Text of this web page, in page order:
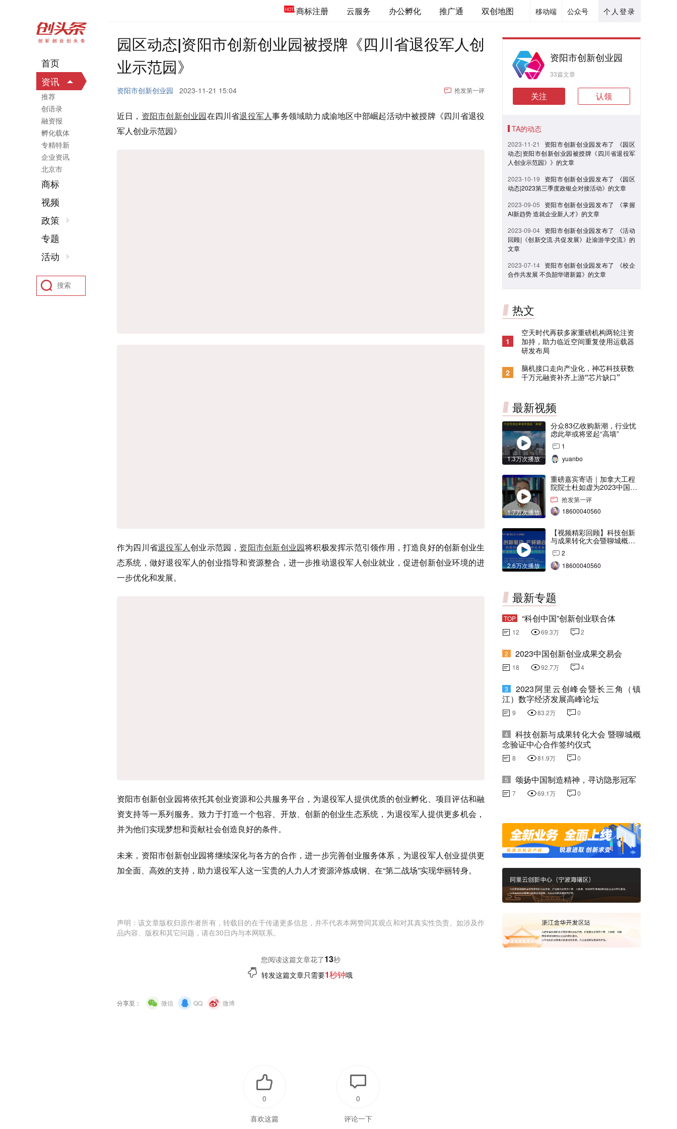
个人登录
公众号
移动端
商标注册 云服务 办公孵化 推广通 双创地图
园区动态|资阳市创新创业园被授牌《四川省退役军人创
业示范园》
资阳市创新创业园 2023-11-21 15:04 抢发第一评
近日， 资阳市创新创业园在四川省退役军人事务领域助力成渝地区中部崛起活动中被授牌《四川省退役
军人创业示范园》
作为四川省退役军人创业示范园， 资阳市创新创业园将积极发挥示范引领作用，打造良好的创新创业生
态系统，做好退役军人的创业指导和资源整合，进一步推动退役军人创业就业，促进创新创业环境的进
一步优化和发展。
资阳市创新创业园将依托其创业资源和公共服务平台，为退役军人提供优质的创业孵化、项目评估和融
资支持等一系列服务。致力于打造一个包容、开放、创新的创业生态系统，为退役军人提供更多机会，
并为他们实现梦想和贡献社会创造良好的条件。
未来，资阳市创新创业园将继续深化与各方的合作，进一步完善创业服务体系，为退役军人创业提供更
加全面、高效的支持，助力退役军人这一宝贵的人力人才资源淬炼成钢、在“第二战场”实现华丽转身。
声明：该文章版权归原作者所有，转载目的在于传递更多信息，并不代表本网赞同其观点和对其真实性负责。如涉及作
品内容、版权和其它问题，请在30日内与本网联系。
您阅读这篇文章花了14秒
转发这篇文章只需要1秒钟哦
分享至： 微信 QQ 微博
喜欢这篇
0
评论一下
0
资阳市创新创业园
33篇文章
关注 认领
TA的动态
2023-11-21
资阳市创新创业园发布了 《园区
动态|资阳市创新创业园被授牌《四川省退役军
人创业示范园》》的文章
2023-10-19
资阳市创新创业园发布了 《园区
动态|2023第三季度政银企对接活动》的文章
2023-09-05
资阳市创新创业园发布了 《掌握
AI新趋势 造就企业新人才》的文章
2023-09-04 资阳市创新创业园发布了 《活动
回顾|《创新交流·共促发展》赴渝游学交流》的
文章
2023-07-14 资阳市创新创业园发布了 《校企
合作共发展 不负韶华谱新篇》的文章
热文
1
空天时代再获多家重磅机构两轮注资
加持，助力临近空间重复使用运载器
研发布局
2
脑机接口走向产业化，神芯科技获数
千万元融资补齐上游“芯片缺口”
最新视频
1.3万次播放
分众83亿收购新潮，行业忧
虑此举或将竖起“高墙”
1
yuanbo
1.7万次播放
重磅嘉宾寄语｜加拿大工程
院院士杜如虚为2023中国创
交会打Call！
抢发第一评
18600040560
2.6万次播放
【视频精彩回顾】科技创新
与成果转化大会暨聊城概念
验证中心合作签约仪式
2
18600040560
最新专题
TOP “科创中国”创新创业联合体
12 69.3万 2
2 2023中国创新创业成果交易会
18 92.7万 4
3
2023阿里云创峰会暨长三角（镇
江）数字经济发展高峰论坛
9 83.2万 0
4
科技创新与成果转化大会 暨聊城概
念验证中心合作签约仪式
8 81.9万 0
5 颂扬中国制造精神，寻访隐形冠军
7 69.1万 0
首页
资讯
推荐
创语录
融资报
孵化载体
专精特新
企业资讯
北京市
商标
视频
政策
专题
活动